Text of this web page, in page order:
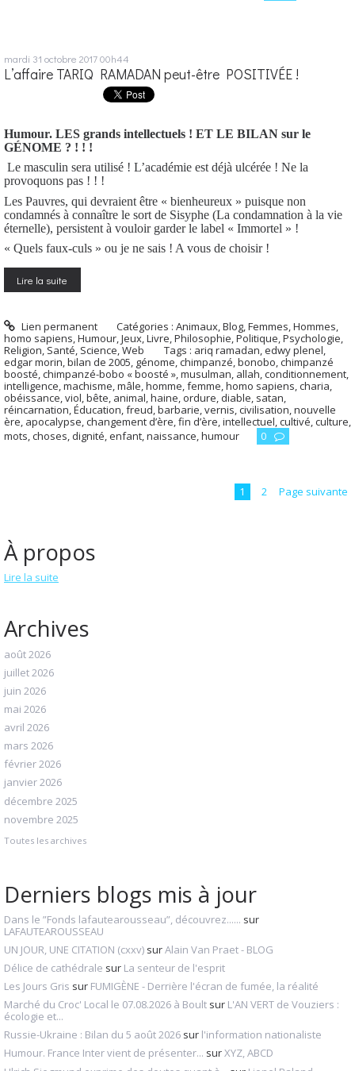
mardi 31 octobre 201700h44
L’affaire TARIQ RAMADAN peut-être POSITIVÉE !
Humour. LES grands intellectuels ! ET LE BILAN sur le
GÉNOME ? ! ! !
Le masculin sera utilisé ! L’académie est déjà ulcérée ! Ne la
provoquons pas ! ! !
Les Pauvres, qui devraient être « bienheureux » puisque non
condamnés à connaître le sort de Sisyphe (La condamnation à la vie
éternelle), persistent à vouloir garder le label « Immortel » !
« Quels faux-culs » ou je ne sais ! A vous de choisir !
Lire la suite
Lien permanent Catégories :Animaux,Blog,Femmes,Hommes,
homo sapiens,Humour,Jeux,Livre,Philosophie,Politique,Psychologie,
Religion, Santé, Science,Web Tags : ariq ramadan,edwy plenel,
edgar morin,bilan de 2005, génome,chimpanzé,bonobo,chimpanzé
boosté,chimpanzé-bobo « boosté »,musulman, allah,conditionnement,
intelligence,machisme,mâle,homme,femme,homo sapiens,charia,
obéissance,viol,bête, animal,haine, ordure, diable, satan,
réincarnation,Éducation,freud,barbarie,vernis,civilisation,nouvelle
ère, apocalypse,changement d’ère,fin d’ère,intellectuel,cultivé,culture,
mots,choses, dignité,enfant,naissance,humour 0
1 2 Page suivante
À propos
Lire la suite
Archives
août 2026
juillet 2026
juin 2026
mai 2026
avril 2026
mars 2026
février 2026
janvier 2026
décembre 2025
novembre 2025
Toutes les archives
Derniers blogs mis à jour
Dans le ”Fonds lafautearousseau”, découvrez...... sur
LAFAUTEAROUSSEAU
UN JOUR, UNE CITATION (cxxv) surAlain Van Praet - BLOG
Délice de cathédrale sur La senteur de l'esprit
Les Jours Gris sur FUMIGÈNE - Derrière l'écran de fumée, la réalité
Marché du Croc' Local le 07.08.2026 à Boult sur L'AN VERT de Vouziers :
écologie et...
Russie-Ukraine : Bilan du 5 août 2026 sur l'information nationaliste
Humour. France Inter vient de présenter... surXYZ, ABCD